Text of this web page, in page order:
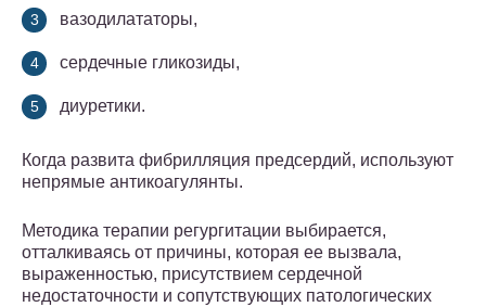
вазодилататоры,
сердечные гликозиды,
диуретики.
Когда развита фибрилляция предсердий, используют
непрямые антикоагулянты.
Методика терапии регургитации выбирается,
отталкиваясь от причины, которая ее вызвала,
выраженностью, присутствием сердечной
недостаточности и сопутствующих патологических